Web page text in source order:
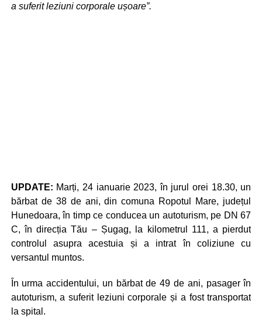
a suferit leziuni corporale ușoare”.
UPDATE: Marți, 24 ianuarie 2023, în jurul orei 18.30, un
bărbat de 38 de ani, din comuna Ropotul Mare, județul
Hunedoara, în timp ce conducea un autoturism, pe DN 67
C, în direcția Tău – Șugag, la kilometrul 111, a pierdut
controlul asupra acestuia și a intrat în coliziune cu
versantul muntos.
În urma accidentului, un bărbat de 49 de ani, pasager în
autoturism, a suferit leziuni corporale și a fost transportat
la spital.